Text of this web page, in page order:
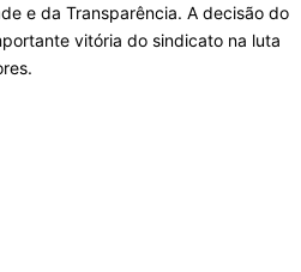
e da Transparência. A decisão do
vitória do sindicato na luta